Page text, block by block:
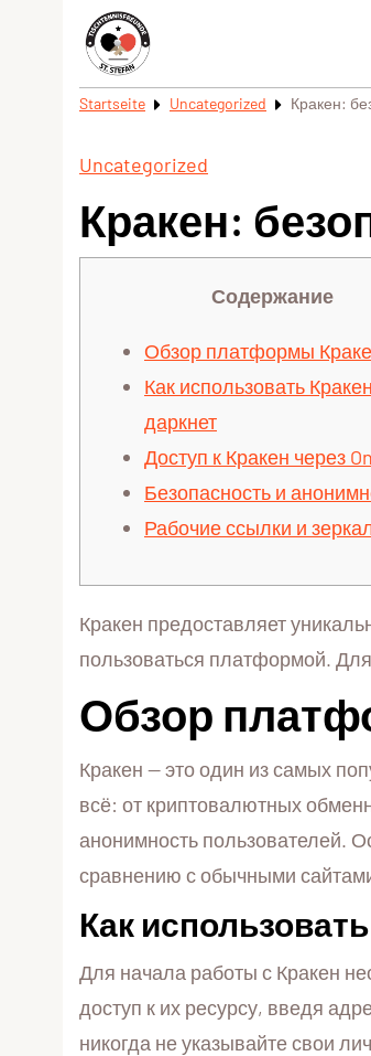
Startseite Uncategorized Кракен:
Uncategorized
Кракен:
Содержание
Обзор платформы
Как использовать Кракен
даркнет
Доступ к Кракен через
Безопасность и
Рабочие ссылки и
Кракен предоставляет
пользоваться платформой.
Обзор
Кракен — это один из самых
всё: от криптовалютных
анонимность пользователей.
сравнению с обычными
Как
Для начала работы с Кракен
доступ к их ресурсу, введя
никогда не указывайте свои